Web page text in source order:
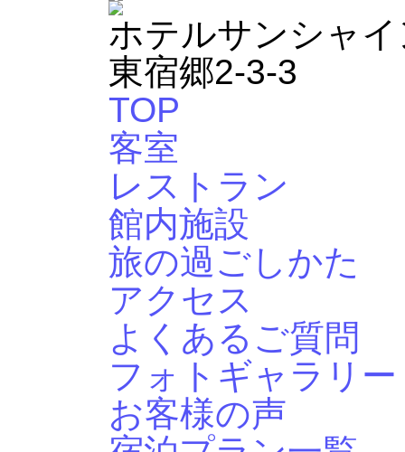
ホテルサンシャ
東宿郷2-3-3
TOP
客室
レストラン
館内施設
旅の過ごしかた
アクセス
よくあるご質問
フォトギャラリー
お客様の声